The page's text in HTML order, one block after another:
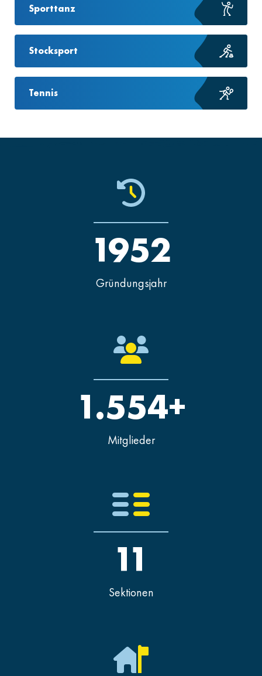
Sporttanz
Stocksport
Tennis
Gründungsjahr
1952
Mitglieder
1.554+
Sektionen
11